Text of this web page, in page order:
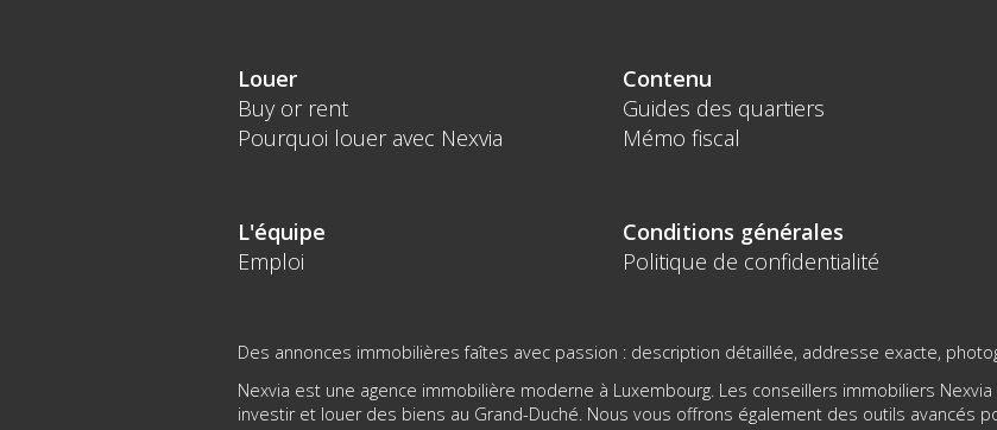
Louer
Buy or rent
Pourquoi louer avec Nexvia
Contenu
Guides des quartiers
Mémo fiscal
L'équipe
Emploi
Conditions générales
Politique de confidentialité
Des annonces immobilières faîtes avec passion : description détaillée, addresse exacte,
Nexvia est une agence immobilière moderne à Luxembourg. Les conseillers immobiliers
investir et louer des biens au Grand-Duché. Nous vous offrons également des outils avancés